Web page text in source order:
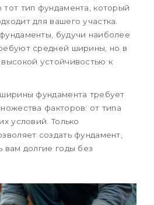
тип фундамента, который
для вашего участка.
будучи наиболее
средней ширины, но в
устойчивостью к
фундамента требует
факторов: от типа
условий. Только
создать фундамент,
вам долгие годы без